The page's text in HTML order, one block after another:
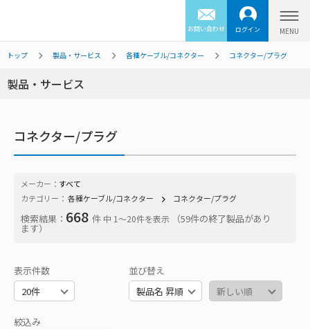
お問い合わせ ログイン
トップ 製品・サービス 各種ケーブル/コネクター コネクター/プラグ
製品・サービス
コネクター/プラグ
メーカー： すべて
カテゴリー： 各種ケーブル/コネクター コネクター/プラグ
検索結果： 668 件 中 1〜20件を表示 （59件の終了製品があり
ます）
表示件数 並び替え
絞込み